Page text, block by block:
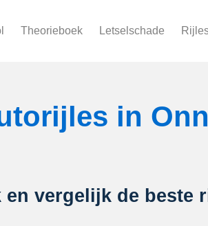
Theorieboek Letselschade
in
vergelijk de beste